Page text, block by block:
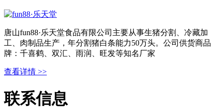
唐山fun88·乐天堂食品有限公司主要从事生猪分割、冷藏加
工、肉制品生产，年分割猪白条能力50万头。公司供货商品
牌：千喜鹤、双汇、雨润、旺发等知名厂家
查看详情 >>
联系信息